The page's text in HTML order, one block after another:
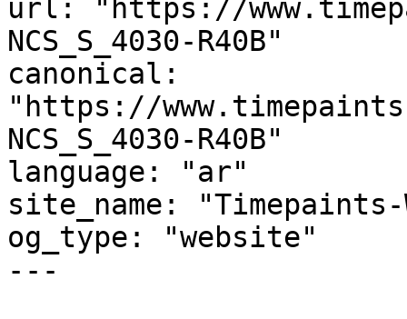
url: "https://
NCS_S_4030-R40B"
canonical:
"https://
NCS_S_4030-R40B"
language: "ar"
site_name:
og_type: "website"
---